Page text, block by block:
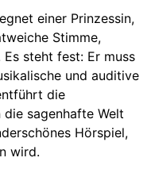
einer Prinzessin,
Stimme,
steht fest: Er muss
und auditive
die
sagenhafte Welt
Hörspiel,
wird.